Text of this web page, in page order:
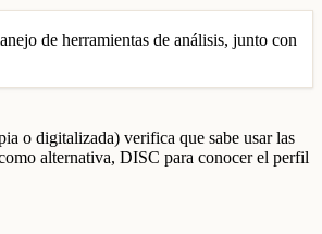
de herramientas de análisis, junto con
o digitalizada) verifica que sabe usar las
alternativa, DISC para conocer el perfil